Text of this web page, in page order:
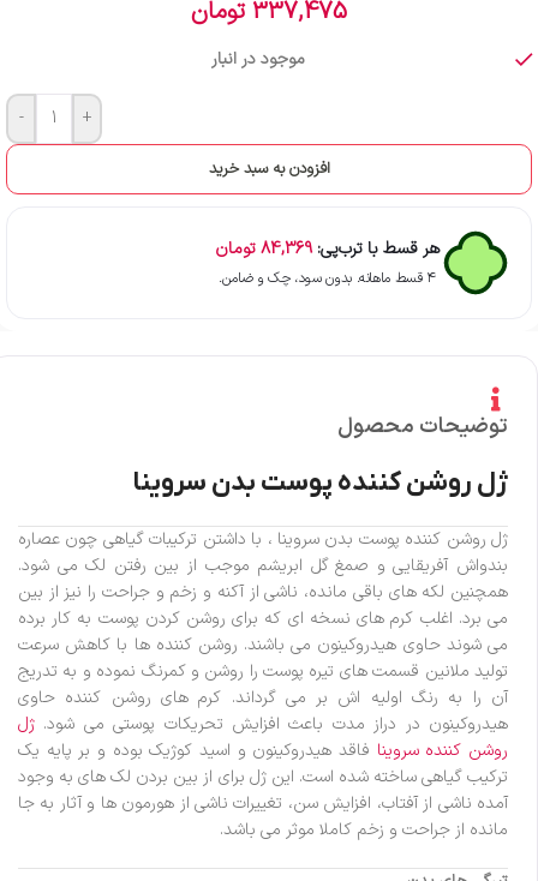
337,475 تومان
موجود در انبار
- +
افزودن به سبد خرید
هر قسط با ترب‌پی: 84,369تومان
۴ قسط ماهانه. بدون سود، چک و ضامن.
توضیحات محصول
ژل روشن کننده پوست بدن سروینا
ژل روشن کننده پوست بدن سروینا ، با داشتن ترکیبات گیاهی چون عصاره
بندواش آفریقایی و صمغ گل ابریشم موجب از بین رفتن لک می شود.
همچنین لکه های باقی مانده، ناشی از آکنه و زخم و جراحت را نیز از بین
می برد. اغلب کرم های نسخه ای که برای روشن کردن پوست به کار برده
می شوند حاوی هیدروکینون می باشند. روشن کننده ها با کاهش سرعت
تولید ملانین قسمت های تیره پوست را روشن و کمرنگ نموده و به تدریج
آن را به رنگ اولیه اش بر می گرداند. کرم های روشن کننده حاوی
هیدروکینون در دراز مدت باعث افزایش تحریکات پوستی می شود. ژل
روشن کننده سروینا فاقد هیدروکینون و اسید کوژیک بوده و بر پایه یک
ترکیب گیاهی ساخته شده است. این ژل برای از بین بردن لک های به وجود
آمده ناشی از آفتاب، افزایش سن، تغییرات ناشی از هورمون ها و آثار به جا
مانده از جراحت و زخم کاملا موثر می باشد.